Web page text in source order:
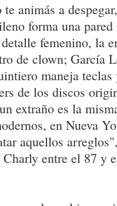
animás a
forma una
femenino, la
de clown; García
maneja teclas
de los discos
extraño es la
en Nueva
aquellos
entre el 87 y